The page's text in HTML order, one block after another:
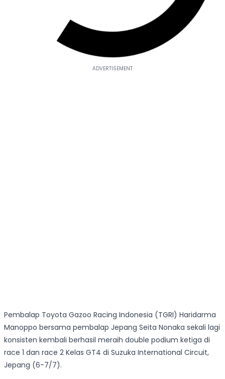
Pembalap Toyota Gazoo Racing Indonesia (TGRI) Haridarma
Manoppo bersama pembalap Jepang Seita Nonaka sekali lagi
konsisten kembali berhasil meraih double podium ketiga di
race 1 dan race 2 Kelas GT4 di Suzuka International Circuit,
Jepang (6-7/7).